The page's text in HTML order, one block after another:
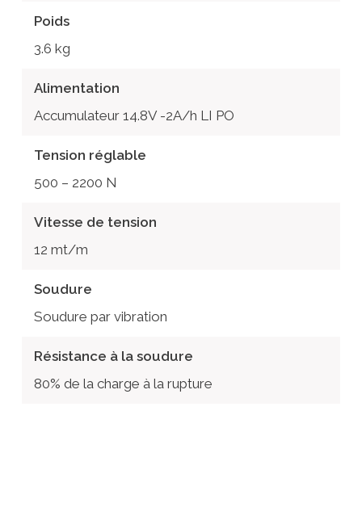
Poids
3.6 kg
Alimentation
Accumulateur 14.8V -2A/h LI PO
Tension réglable
500 – 2200 N
Vitesse de tension
12 mt/m
Soudure
Soudure par vibration
Résistance à la soudure
80% de la charge à la rupture